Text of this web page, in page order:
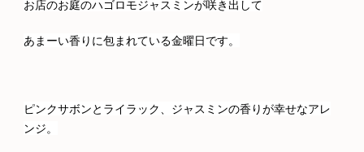
お店のお庭のハゴロモジャスミンが咲き出して
あまーい香りに包まれている金曜日です。
ピンクサボンとライラック、ジャスミンの香りが幸せなアレ
ンジ。